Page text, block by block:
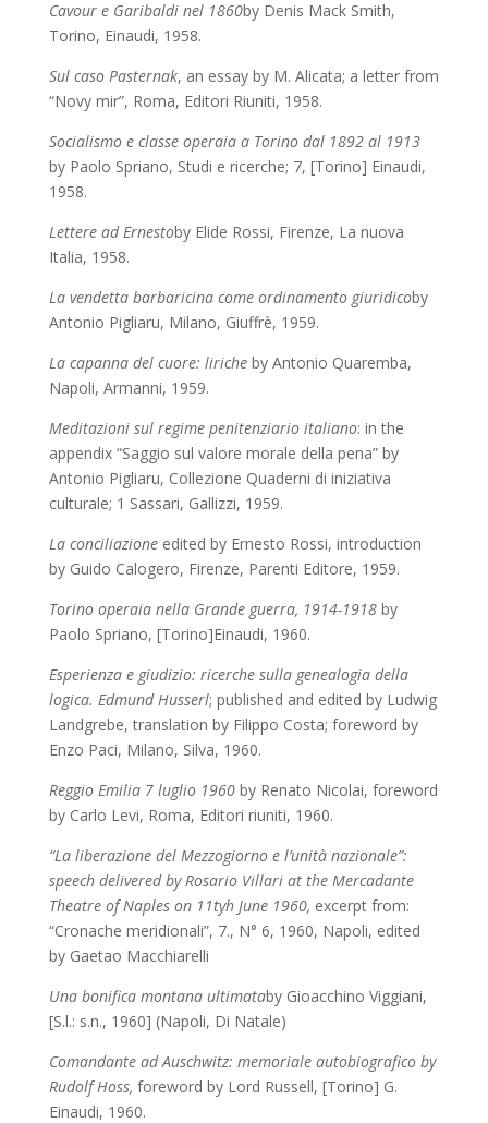
Cavour e Garibaldi nel 1860by Denis Mack Smith,
Torino, Einaudi, 1958.
Sul caso Pasternak, an essay by M. Alicata; a letter from
“Novy mir”, Roma, Editori Riuniti, 1958.
Socialismo e classe operaia a Torino dal 1892 al 1913
by Paolo Spriano, Studi e ricerche; 7, [Torino] Einaudi,
1958.
Lettere ad Ernestoby Elide Rossi, Firenze, La nuova
Italia, 1958.
La vendetta barbaricina come ordinamento giuridicoby
Antonio Pigliaru, Milano, Giuffrè, 1959.
La capanna del cuore: liriche by Antonio Quaremba,
Napoli, Armanni, 1959.
Meditazioni sul regime penitenziario italiano: in the
appendix “Saggio sul valore morale della pena” by
Antonio Pigliaru, Collezione Quaderni di iniziativa
culturale; 1 Sassari, Gallizzi, 1959.
La conciliazione edited by Ernesto Rossi, introduction
by Guido Calogero, Firenze, Parenti Editore, 1959.
Torino operaia nella Grande guerra, 1914-1918 by
Paolo Spriano, [Torino]Einaudi, 1960.
Esperienza e giudizio: ricerche sulla genealogia della
logica. Edmund Husserl; published and edited by Ludwig
Landgrebe, translation by Filippo Costa; foreword by
Enzo Paci, Milano, Silva, 1960.
Reggio Emilia 7 luglio 1960 by Renato Nicolai, foreword
by Carlo Levi, Roma, Editori riuniti, 1960.
“La liberazione del Mezzogiorno e l’unità nazionale”:
speech delivered by Rosario Villari at the Mercadante
Theatre of Naples on 11tyh June 1960, excerpt from:
“Cronache meridionali”, 7., N° 6, 1960, Napoli, edited
by Gaetao Macchiarelli
Una bonifica montana ultimataby Gioacchino Viggiani,
[S.l.: s.n., 1960] (Napoli, Di Natale)
Comandante ad Auschwitz: memoriale autobiografico by
Rudolf Hoss, foreword by Lord Russell, [Torino] G.
Einaudi, 1960.